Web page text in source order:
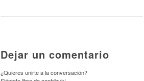
Dejar un comentario
¿Quieres unirte a la conversación?